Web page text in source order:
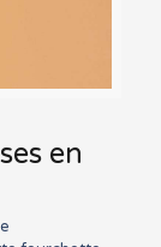
en